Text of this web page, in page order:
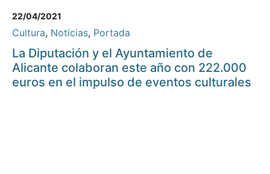
22/04/2021
Cultura, Noticias, Portada
La Diputación y el Ayuntamiento de
Alicante colaboran este año con 222.000
euros en el impulso de eventos culturales